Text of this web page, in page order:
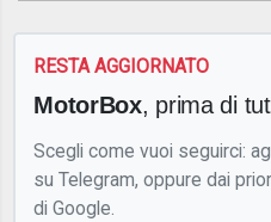
RESTA AGGIORNATO
MotorBox, prima di
Scegli come vuoi seguirci:
su Telegram, oppure dai
di Google.